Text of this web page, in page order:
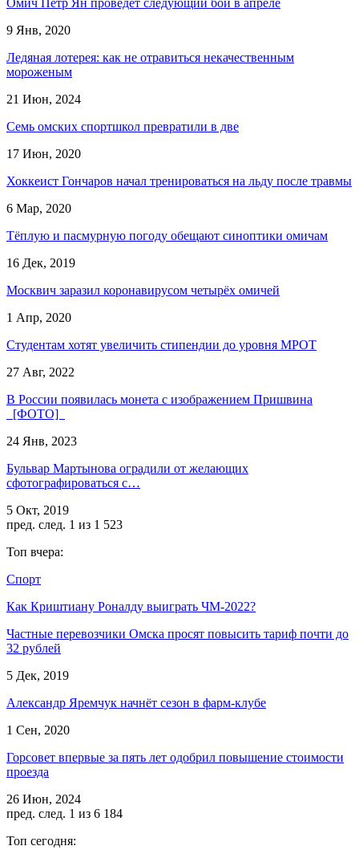
Омич Пётр Ян проведёт следующий бой в апреле
9 Янв, 2020
Ледяная лотерея: как не отравиться некачественным
мороженым
21 Июн, 2024
Семь омских спортшкол превратили в две
17 Июн, 2020
Хоккеист Гончаров начал тренироваться на льду после травмы
6 Мар, 2020
Тёплую и пасмурную погоду обещают синоптики омичам
16 Дек, 2019
Москвич заразил коронавирусом четырёх омичей
1 Апр, 2020
Студентам хотят увеличить стипендии до уровня МРОТ
27 Авг, 2022
В России появилась монета с изображением Пришвина
[ФОТО]
24 Янв, 2023
Бульвар Мартынова оградили от желающих
сфотографироваться с…
5 Окт, 2019
пред. след. 1 из 1 523
Топ вчера:
Спорт
Как Криштиану Роналду выиграть ЧМ-2022?
Частные перевозчики Омска просят повысить тариф почти до
32 рублей
5 Дек, 2019
Александр Яремчук начнёт сезон в фарм-клубе
1 Сен, 2020
Горсовет впервые за пять лет одобрил повышение стоимости
проезда
26 Июн, 2024
пред. след. 1 из 6 184
Топ сегодня: